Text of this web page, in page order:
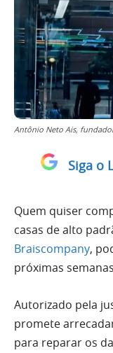
Antônio Neto Ais,
Siga o
Quem quiser
casas de alto
Braiscompany,
próximas
Autorizado pela
promete
para reparar os